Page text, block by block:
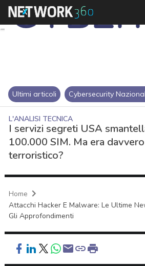
Ultimi articoli Cybersecurity
L'ANALISI TECNICA
I servizi segreti USA
100.000 SIM. Ma era
terroristico?
Home
Attacchi Hacker E Malware: Le Ultime
Gli Approfondimenti